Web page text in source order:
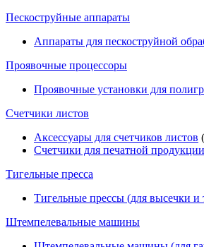
Пескоструйные аппараты
Аппараты для пескоструйной
Проявочные процессоры
Проявочные установки для
Счетчики листов
Аксессуары для счетчиков листов
Счетчики для печатной продукции
Тигельные пресса
Тигельные прессы (для высечки и
Штемпелевальные машины